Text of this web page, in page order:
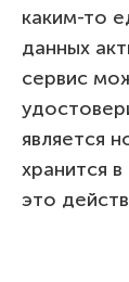
каким-то
данных
сервис
является
хранится
это